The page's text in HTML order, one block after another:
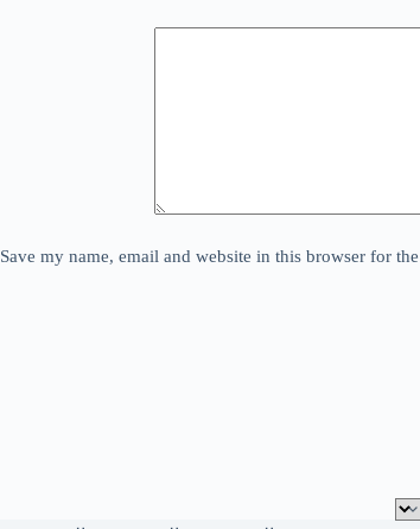
Save my name, email and website in this browser for